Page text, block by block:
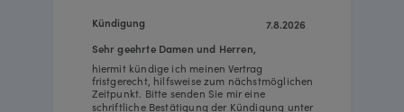
7.8.2026
hiermit kündige ich meinen Vertrag
fristgerecht, hilfsweise zum nächstmöglichen
Zeitpunkt. Bitte senden Sie mir eine
schriftliche Bestätigung der Kündigung unter
Sehr geehrte Damen und Herren,
Kündigung